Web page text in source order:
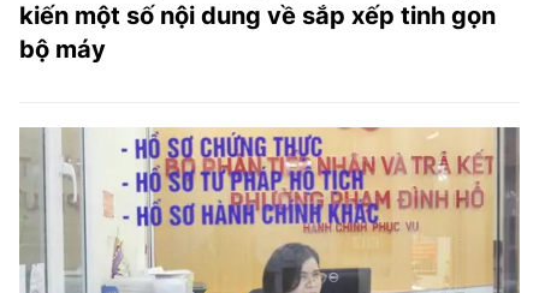
kiến một số nội dung về sắp xếp tinh gọn
bộ máy